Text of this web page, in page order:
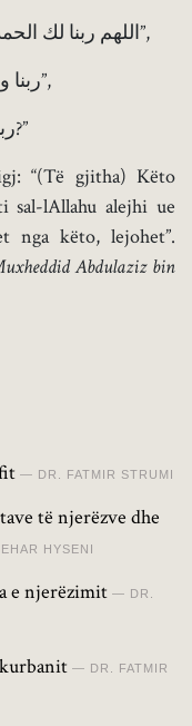
– اللهم ربنا لك الحمد”,
– ربنا ولك الحمد”,
– ربنا لك الحمد?”
“(Të gjitha) Këto
sal-lAllahu alejhi ue
nga këto, lejohet”.
Abdulaziz bin
DR. FATMIR STRUMI
të njerëzve dhe
HYSENI
e njerëzimit DR.
DR. FATMIR